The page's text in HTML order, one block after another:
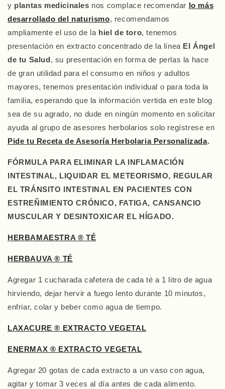
y plantas medicinales nos complace recomendar lo más
desarrollado del naturismo, recomendamos
ampliamente el uso de la hiel de toro, tenemos
presentación en extracto concentrado de la línea El Ángel
de tu Salud, su presentación en forma de perlas la hace
de gran utilidad para el consumo en niños y adultos
mayores, tenemos presentación individual o para toda la
familia, esperando que la información vertida en este blog
sea de su agrado, no dude en ningún momento en solicitar
ayuda al grupo de asesores herbolarios solo regístrese en
Pide tu Receta de Asesoría Herbolaria Personalizada.
FÓRMULA PARA ELIMINAR LA INFLAMACIÓN
INTESTINAL, LIQUIDAR EL METEORISMO, REGULAR
EL TRÁNSITO INTESTINAL EN PACIENTES CON
ESTREÑIMIENTO CRÓNICO, FATIGA, CANSANCIO
MUSCULAR Y DESINTOXICAR EL HÍGADO.
HERBAMAESTRA ® TÉ
HERBAUVA ® TÉ
Agregar 1 cucharada cafetera de cada té a 1 litro de agua
hirviendo, dejar hervir a fuego lento durante 10 minutos,
enfriar, colar y beber como agua de tiempo.
LAXACURE ® EXTRACTO VEGETAL
ENERMAX ® EXTRACTO VEGETAL
Agregar 20 gotas de cada extracto a un vaso con agua,
agitar y tomar 3 veces al día antes de cada alimento.